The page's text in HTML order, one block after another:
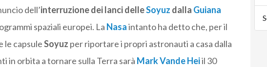
dell’interruzione dei lanci delleSoyuz dalla Guiana
spaziali europei. La Nasaintanto ha detto che, per il
le capsuleSoyuz per riportare i propri astronauti a casa dalla
in orbita a tornare sulla Terra sarà Mark Vande Heiil 30